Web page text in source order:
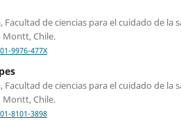
Facultad de ciencias para el cuidado de la
Montt, Chile.
9976-477X
Facultad de ciencias para el cuidado de la
Montt, Chile.
8101-3898